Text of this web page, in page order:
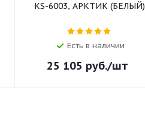
KS-6003, АРКТИК (БЕЛЫЙ)
Есть в наличии
25 105 руб./шт